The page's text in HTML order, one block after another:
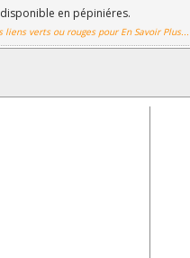
en pépiniéres.
liens verts ou rouges pour En Savoir Plus...